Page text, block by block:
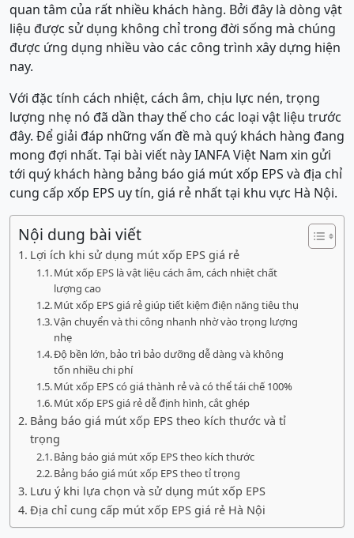
quan tâm của rất nhiều khách hàng. Bởi đây là dòng vật
liệu được sử dụng không chỉ trong đời sống mà chúng
được ứng dụng nhiều vào các công trình xây dựng hiện
nay.
Với đặc tính cách nhiệt, cách âm, chịu lực nén, trọng
lượng nhẹ nó đã dần thay thế cho các loại vật liệu trước
đây. Để giải đáp những vấn đề mà quý khách hàng đang
mong đợi nhất. Tại bài viết này IANFA Việt Nam xin gửi
tới quý khách hàng bảng báo giá mút xốp EPS và địa chỉ
cung cấp xốp EPS uy tín, giá rẻ nhất tại khu vực Hà Nội.
Nội dung bài viết
Lợi ích khi sử dụng mút xốp EPS giá rẻ
Mút xốp EPS là vật liệu cách âm, cách nhiệt chất
lượng cao
Mút xốp EPS giá rẻ giúp tiết kiệm điện năng tiêu thụ
Vận chuyển và thi công nhanh nhờ vào trọng lượng
nhẹ
Độ bền lớn, bảo trì bảo dưỡng dễ dàng và không
tốn nhiều chi phí
Mút xốp EPS có giá thành rẻ và có thể tái chế 100%
Mút xốp EPS giá rẻ dễ định hình, cắt ghép
Bảng báo giá mút xốp EPS theo kích thước và tỉ
trọng
Bảng báo giá mút xốp EPS theo kích thước
Bảng báo giá mút xốp EPS theo tỉ trọng
Lưu ý khi lựa chọn và sử dụng mút xốp EPS
Địa chỉ cung cấp mút xốp EPS giá rẻ Hà Nội